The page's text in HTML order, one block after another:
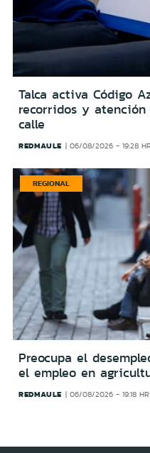
Talca activa Código
recorridos y
calle
REDMAULE 06/08/2026 - 19:28
REGIONAL
Preocupa el
el empleo en
REDMAULE 06/08/2026 - 19:18